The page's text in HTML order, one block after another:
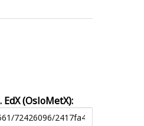
(OsloMetX):